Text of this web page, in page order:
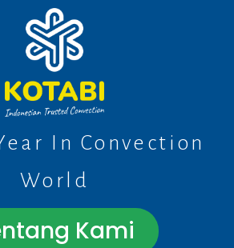
In Convection
World
Kami